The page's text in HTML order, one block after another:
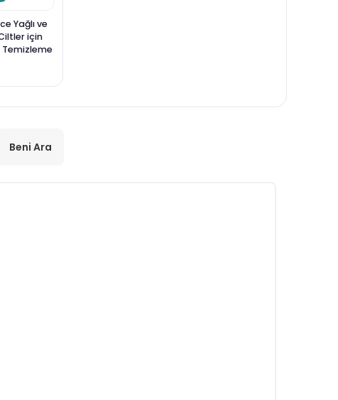
Yağlı ve
için
Temizleme
Beni Ara